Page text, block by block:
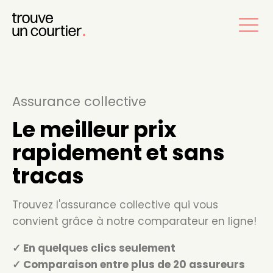
Assurance collective
Le meilleur prix
rapidement et sans
tracas
Trouvez l'assurance collective qui vous
convient grâce à notre comparateur en ligne!
✓ En quelques clics seulement
✓ Comparaison entre plus de 20 assureurs